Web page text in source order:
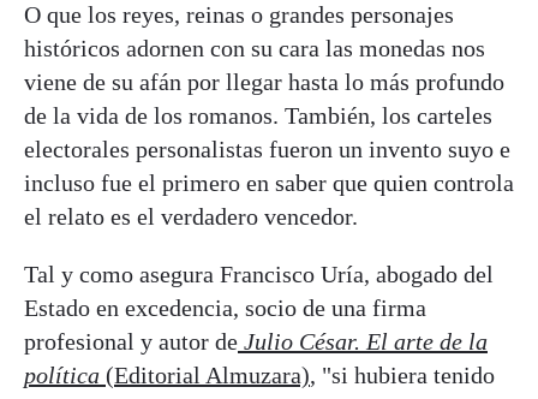
O que los reyes, reinas o grandes personajes
históricos adornen con su cara las monedas nos
viene de su afán por llegar hasta lo más profundo
de la vida de los romanos. También, los carteles
electorales personalistas fueron un invento suyo e
incluso fue el primero en saber que quien controla
el relato es el verdadero vencedor.
Tal y como asegura Francisco Uría, abogado del
Estado en excedencia, socio de una firma
profesional y autor de Julio César. El arte de la
política (Editorial Almuzara), "si hubiera tenido